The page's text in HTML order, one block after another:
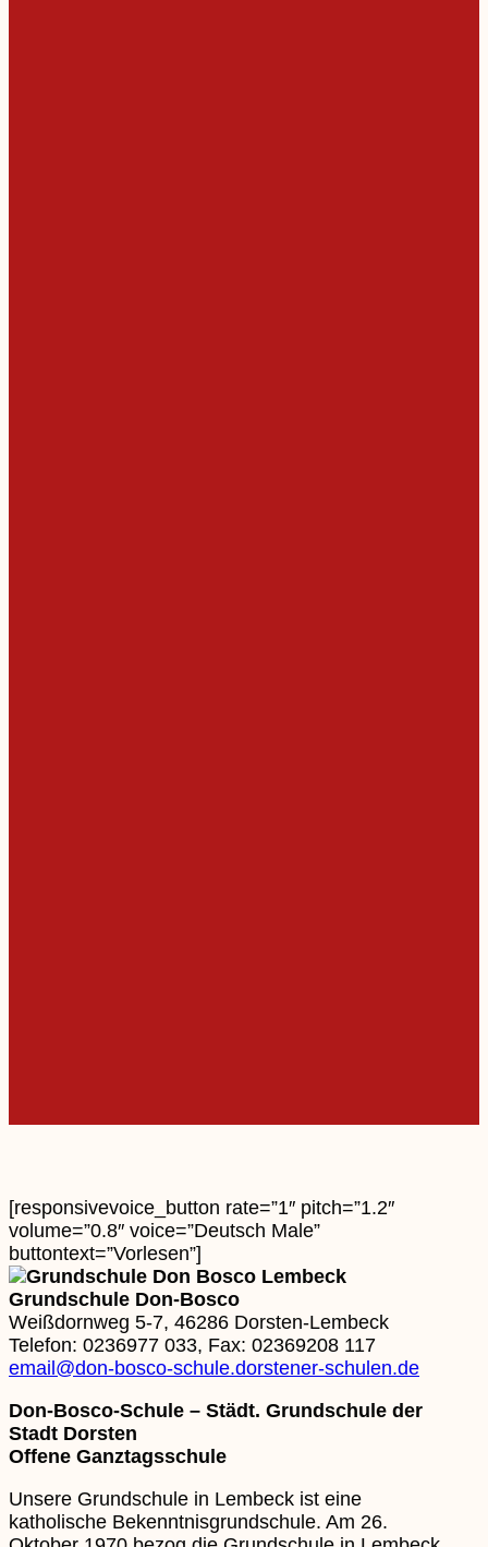
[responsivevoice_button rate=”1″ pitch=”1.2″
volume=”0.8″ voice=”Deutsch Male”
buttontext=”Vorlesen”]
Grundschule Don-Bosco
Weißdornweg 5-7, 46286 Dorsten-Lembeck
Telefon: 0236977 033, Fax: 02369208 117
email@don-bosco-schule.dorstener-schulen.de
Don-Bosco-Schule – Städt. Grundschule der
Stadt Dorsten
Offene Ganztagsschule
Unsere Grundschule in Lembeck ist eine
katholische Bekenntnisgrundschule. Am 26.